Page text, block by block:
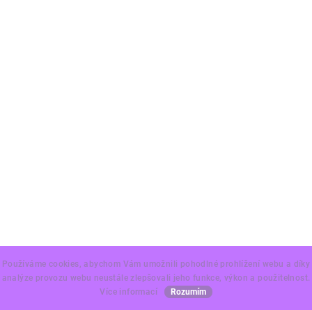
Používáme cookies, abychom Vám umožnili pohodlné prohlížení webu a díky
analýze provozu webu neustále zlepšovali jeho funkce, výkon a použitelnost.
Více informací
Rozumím